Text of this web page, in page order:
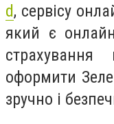
d, сервісу
який є
оформити
зручно і